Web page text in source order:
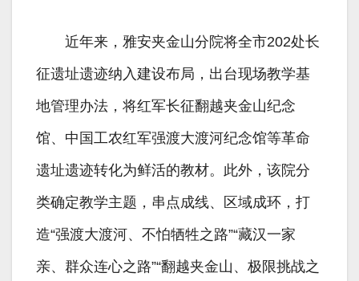
近年来，雅安夹金山分院将全市202处长
征遗址遗迹纳入建设布局，出台现场教学基
地管理办法，将红军长征翻越夹金山纪念
馆、中国工农红军强渡大渡河纪念馆等革命
遗址遗迹转化为鲜活的教材。此外，该院分
类确定教学主题，串点成线、区域成环，打
造“强渡大渡河、不怕牺牲之路”“藏汉一家
亲、群众连心之路”“翻越夹金山、极限挑战之